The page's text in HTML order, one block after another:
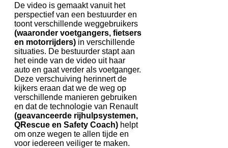
De video is gemaakt vanuit het
perspectief van een bestuurder en
toont verschillende weggebruikers
(waaronder voetgangers, fietsers
en motorrijders) in verschillende
situaties. De bestuurder stapt aan
het einde van de video uit haar
auto en gaat verder als voetganger.
Deze verschuiving herinnert de
kijkers eraan dat we de weg op
verschillende manieren gebruiken
en dat de technologie van Renault
(geavanceerde rijhulpsystemen,
QRescue en Safety Coach) helpt
om onze wegen te allen tijde en
voor iedereen veiliger te maken.